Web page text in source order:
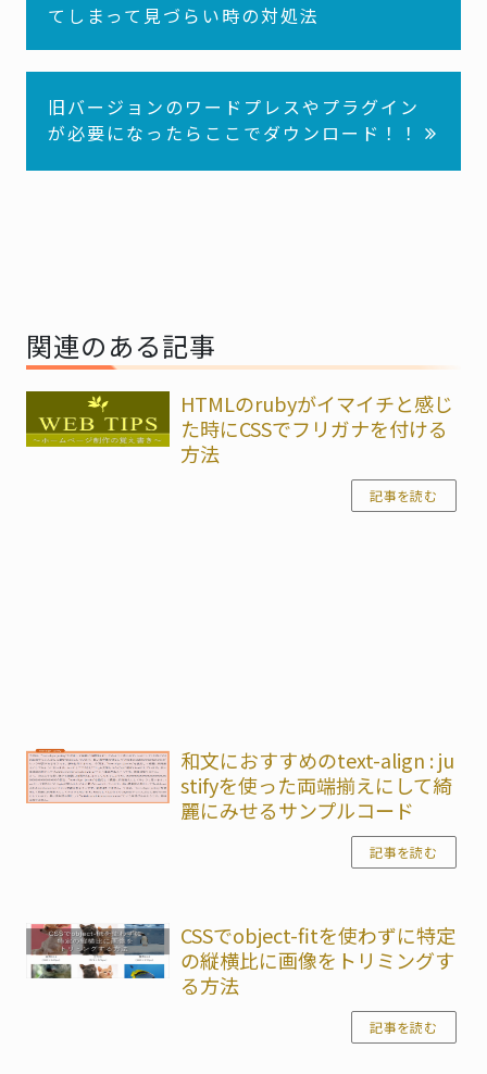
投
稿
ナ
ビ
シ
ョ
ン
てしまって見づらい時の対処法
旧バージョンのワードプレスやプラグイン
が必要になったらここでダウンロード！！
関連のある記事
HTMLのrubyがイマイチと感じ
た時にCSSでフリガナを付ける
方法
記事を読む
和文におすすめのtext-align : ju
stifyを使った両端揃えにして綺
麗にみせるサンプルコード
記事を読む
CSSでobject-fitを使わずに特定
の縦横比に画像をトリミングす
る方法
記事を読む